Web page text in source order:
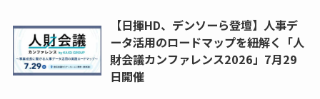
【日揮HD、デンソーら登壇】人事デ
ータ活用のロードマップを紐解く「人
財会議カンファレンス2026」7月29
日開催